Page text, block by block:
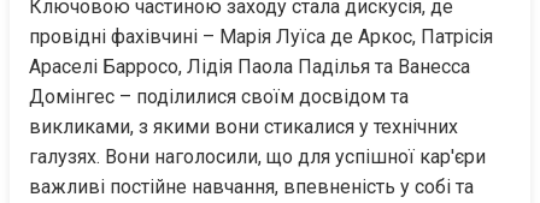
Ключовою частиною заходу стала дискусія, де
провідні фахівчині – Марія Луїса де Аркос, Патрісія
Араселі Барросо, Лідія Паола Паділья та Ванесса
Домінгес – поділилися своїм досвідом та
викликами, з якими вони стикалися у технічних
галузях. Вони наголосили, що для успішної кар'єри
важливі постійне навчання, впевненість у собі та